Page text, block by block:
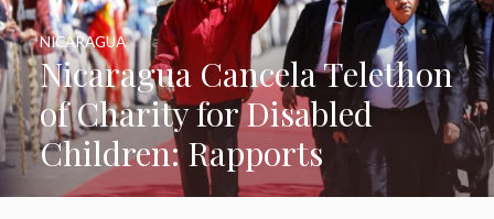
Nicaragua Cancela Telethon
of Charity for Disabled
Children: Rapports
NICARAGUA